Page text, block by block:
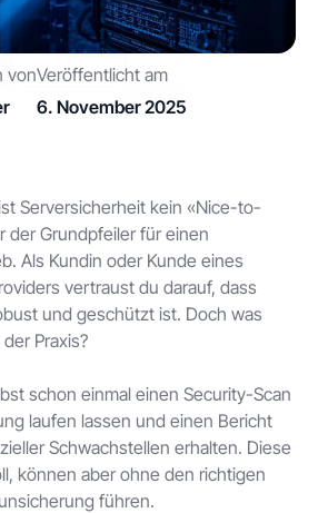
vonVeröffentlicht am
6. November 2025
Serversicherheit kein «Nice-to-
der Grundpfeiler für einen
Als Kundin oder Kunde eines
vertraust du darauf, dass
und geschützt ist. Doch was
Praxis?
schon einmal einen Security-Scan
laufen lassen und einen Bericht
Schwachstellen erhalten. Diese
können aber ohne den richtigen
führen.